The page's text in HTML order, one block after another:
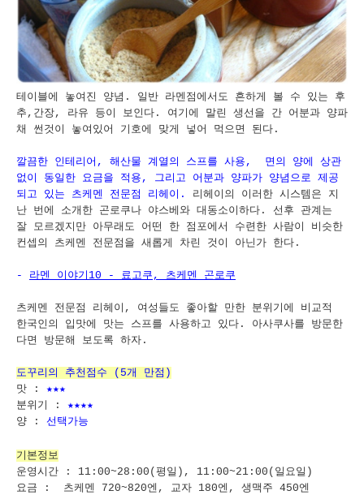
테이블에 놓여진 양념. 일반 라멘점에서도 흔하게 볼 수 있는 후
추,간장, 라유 등이 보인다. 여기에 말린 생선을 간 어분과 양파
채 썬것이 놓여있어 기호에 맞게 넣어 먹으면 된다.
깔끔한 인테리어, 해산물 계열의 스프를 사용, 면의 양에 상관
없이 동일한 요금을 적용, 그리고 어분과 양파가 양념으로 제공
되고 있는 츠케멘 전문점 리헤이.
리헤이의 이러한 시스템은 지
난 번에 소개한 곤로쿠나 야스베와 대동소이하다. 선후 관계는
잘 모르겠지만 아무래도 어떤 한 점포에서 수련한 사람이 비슷한
컨셉의 츠케멘 전문점을 새롭게 차린 것이 아닌가 한다.
- 라멘 이야기10 - 료고쿠, 츠케멘 곤로쿠
츠케멘 전문점 리헤이, 여성들도 좋아할 만한 분위기에 비교적
한국인의 입맛에 맛는 스프를 사용하고 있다. 아사쿠사를 방문한
다면 방문해 보도록 하자.
도꾸리의 추천점수 (5개 만점)
맛 : ★★★
분위기 : ★★★★
양 :
선택가능
기본정보
운영시간 : 11:00~28:00(평일), 11:00~21:00(일요일)
요금 : 츠케멘 720~820엔, 교자 180엔, 생맥주 450엔